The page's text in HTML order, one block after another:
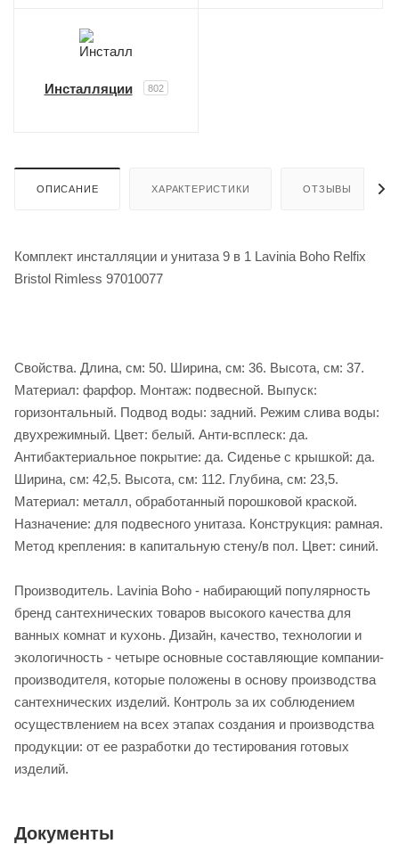
Инсталляции 802
ОПИСАНИЕ ХАРАКТЕРИСТИКИ ОТЗЫВЫ
Комплект инсталляции и унитаза 9 в 1 Lavinia Boho Relfix
Bristol Rimless 97010077
Свойства. Длина, см: 50. Ширина, см: 36. Высота, см: 37.
Материал: фарфор. Монтаж: подвесной. Выпуск:
горизонтальный. Подвод воды: задний. Режим слива воды:
двухрежимный. Цвет: белый. Анти-всплеск: да.
Антибактериальное покрытие: да. Сиденье c крышкой: да.
Ширина, см: 42,5. Высота, см: 112. Глубина, см: 23,5.
Материал: металл, обработанный порошковой краской.
Назначение: для подвесного унитаза. Конструкция: рамная.
Метод крепления: в капитальную стену/в пол. Цвет: синий.
Производитель. Lavinia Boho - набирающий популярность
бренд сантехнических товаров высокого качества для
ванных комнат и кухонь. Дизайн, качество, технологии и
экологичность - четыре основные составляющие компании-
производителя, которые положены в основу производства
сантехнических изделий. Контроль за их соблюдением
осуществлением на всех этапах создания и производства
продукции: от ее разработки до тестирования готовых
изделий.
Документы